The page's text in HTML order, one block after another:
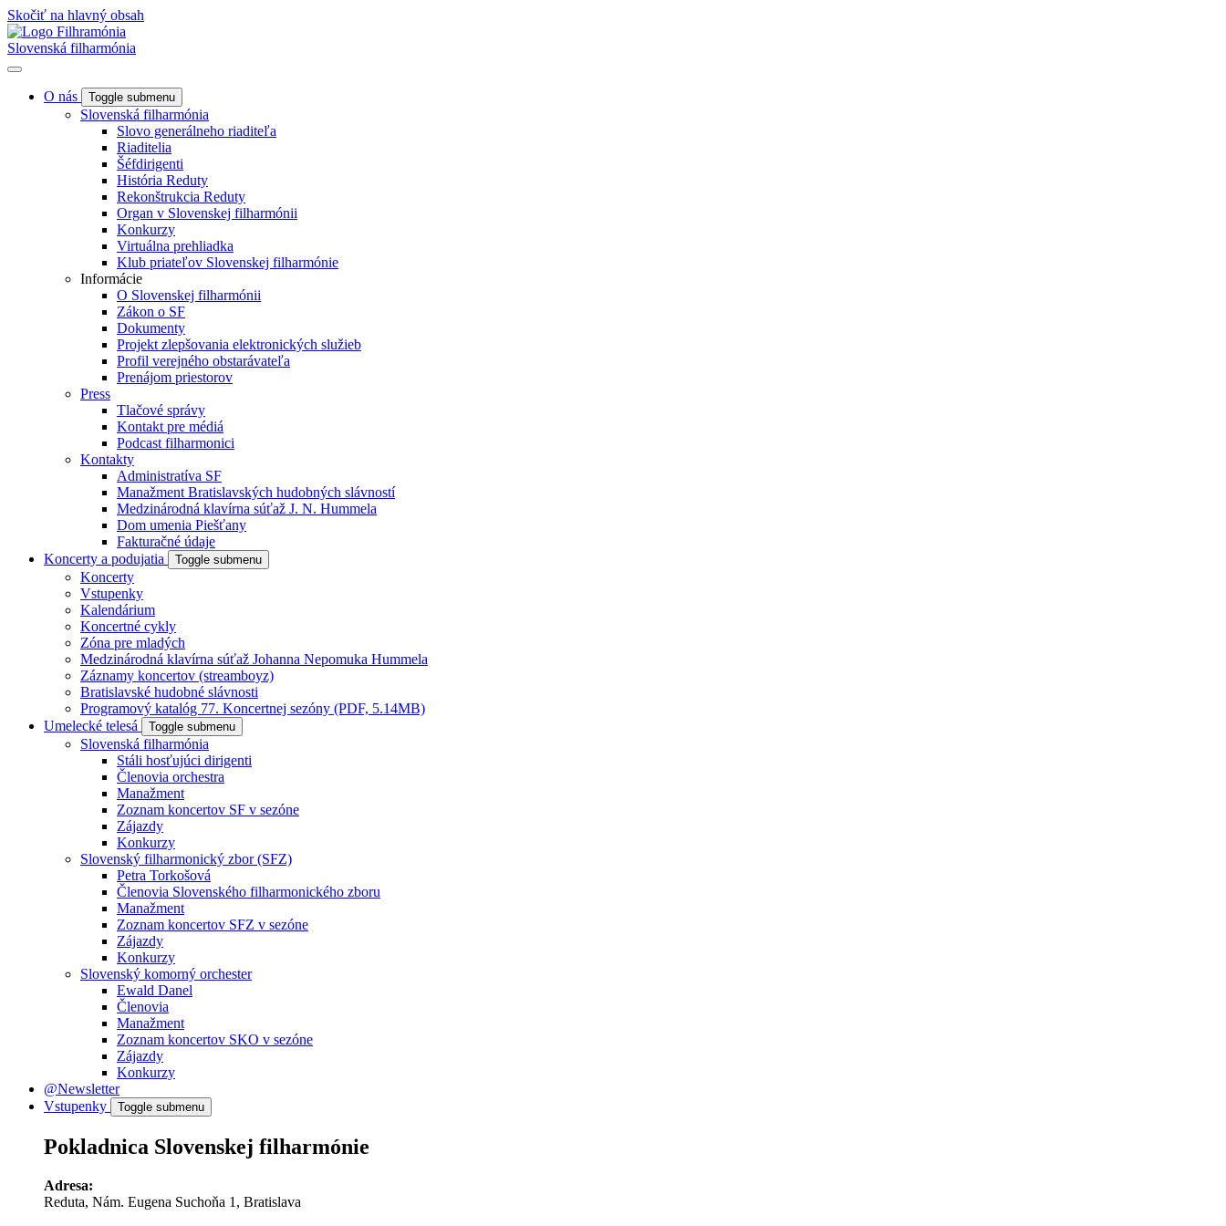
Skočiť na hlavný obsah
Slovenská filharmónia
O nás Toggle submenu
Slovenská filharmónia
Slovo generálneho riaditeľa
Riaditelia
Šéfdirigenti
História Reduty
Rekonštrukcia Reduty
Organ v Slovenskej filharmónii
Konkurzy
Virtuálna prehliadka
Klub priateľov Slovenskej filharmónie
Informácie
O Slovenskej filharmónii
Zákon o SF
Dokumenty
Projekt zlepšovania elektronických služieb
Profil verejného obstarávateľa
Prenájom priestorov
Press
Tlačové správy
Kontakt pre médiá
Podcast filharmonici
Kontakty
Administratíva SF
Manažment Bratislavských hudobných slávností
Medzinárodná klavírna súťaž J. N. Hummela
Dom umenia Piešťany
Fakturačné údaje
Koncerty a podujatia
Toggle submenu
Koncerty
Vstupenky
Kalendárium
Koncertné cykly
Zóna pre mladých
Medzinárodná klavírna súťaž Johanna Nepomuka Hummela
Záznamy koncertov (streamboyz)
Bratislavské hudobné slávnosti
Programový katalóg 77. Koncertnej sezóny (PDF, 5.14MB)
Umelecké telesá
Toggle submenu
Slovenská filharmónia
Stáli hosťujúci dirigenti
Členovia orchestra
Manažment
Zoznam koncertov SF v sezóne
Zájazdy
Konkurzy
Slovenský filharmonický zbor (SFZ)
Petra Torkošová
Členovia Slovenského filharmonického zboru
Manažment
Zoznam koncertov SFZ v sezóne
Zájazdy
Konkurzy
Slovenský komorný orchester
Ewald Danel
Členovia
Manažment
Zoznam koncertov SKO v sezóne
Zájazdy
Konkurzy
@Newsletter
Vstupenky
Toggle submenu
Pokladnica Slovenskej filharmónie
Adresa:
Reduta, Nám. Eugena Suchoňa 1, Bratislava